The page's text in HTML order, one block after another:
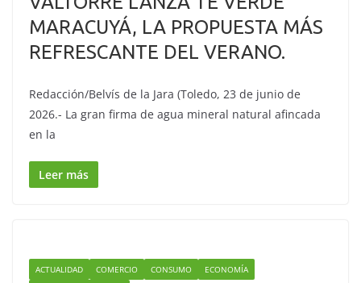
MARACUYÁ, LA PROPUESTA MÁS
REFRESCANTE DEL VERANO.
Redacción/Belvís de la Jara (Toledo, 23 de junio de
2026.- La gran firma de agua mineral natural afincada
en la
Leer más
ACTUALIDAD COMERCIO CONSUMO
ECONOMÍA